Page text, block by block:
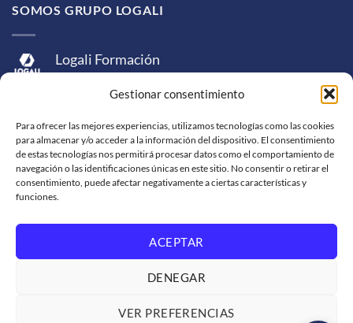
Gestionar consentimiento
Para ofrecer las mejores experiencias, utilizamos tecnologías como las cookies
para almacenar y/o acceder a la información del dispositivo. El consentimiento
de estas tecnologías nos permitirá procesar datos como el comportamiento de
navegación o las identificaciones únicas en este sitio. No consentir o retirar el
consentimiento, puede afectar negativamente a ciertas características y
funciones.
ACEPTAR
DENEGAR
VER PREFERENCIAS
SOMOS GRUPO LOGALI
Logali Formación
Logali Consultoría
Logali Ingeniería
Express
Skrill
Western
SOPORTE DE VENTA
SOLICITUD DE FACTURACIÓN